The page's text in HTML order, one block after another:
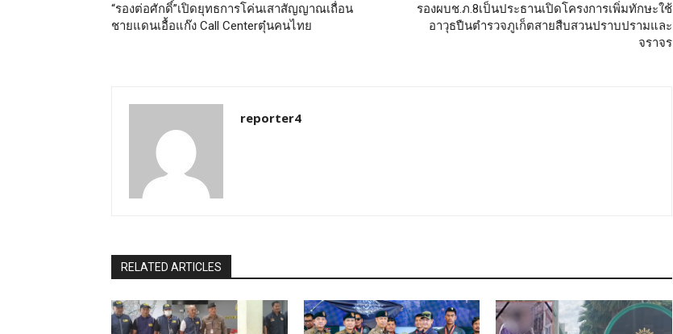
“รองต่อศักดิ์”เปิดยุทธการโค่นเสาสัญญาณเถื่อน
ชายแดนเอื้อแก๊ง Call Centerตุ๋นคนไทย
รองผบช.ภ.8เป็นประธานเปิดโครงการเพิ่มทักษะใช้
อาวุธปืนตำรวจภูเก็ตสายสืบสวนปราบปรามและ
จราจร
reporter4
RELATED ARTICLES